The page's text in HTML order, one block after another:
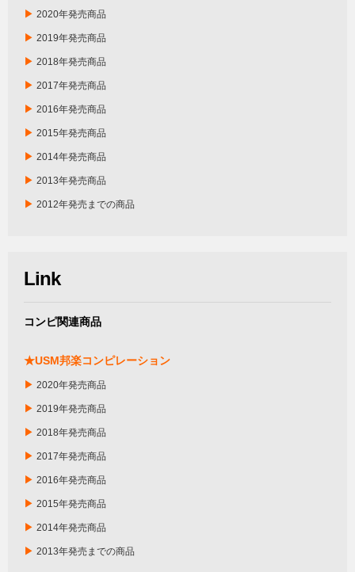
▶ 2020年発売商品
▶ 2019年発売商品
▶ 2018年発売商品
▶ 2017年発売商品
▶ 2016年発売商品
▶ 2015年発売商品
▶ 2014年発売商品
▶ 2013年発売商品
▶ 2012年発売までの商品
Link
コンピ関連商品
★USM邦楽コンピレーション
▶ 2020年発売商品
▶ 2019年発売商品
▶ 2018年発売商品
▶ 2017年発売商品
▶ 2016年発売商品
▶ 2015年発売商品
▶ 2014年発売商品
▶ 2013年発売までの商品